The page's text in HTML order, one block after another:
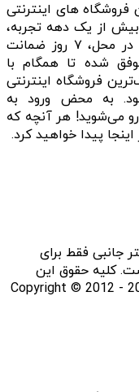
های اینترنتی
بیش از یک دهه تجربه،
با پایبندی به سه اصل کلیدی، پرداخت در محل، ۷ روز ضمانت
شده تا همگام با
فروشگاه اینترنتی
به محض ورود به
رو می‌شوید! هر آنچه که
پیدا خواهید کرد.
جانبی فقط برای
کلیه حقوق این